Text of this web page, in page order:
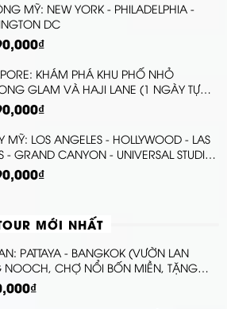
MỸ: NEW YORK - PHILADELPHIA -
DC
KHÁM PHÁ KHU PHỐ NHỎ
GLAM VÀ HAJI LANE (1 NGÀY TỰ
MỸ: LOS ANGELES - HOLLYWOOD - LAS
- GRAND CANYON - UNIVERSAL STUDIO
- SAN FRANCISCO ( TẶNG VÉ
SKYWALK )
MỚI NHẤT
PATTAYA - BANGKOK (VƯỜN LAN
NOOCH, CHỢ NỔI BỐN MIỀN, TẶNG
VÀ BUFFET TẠI BAIYOKE